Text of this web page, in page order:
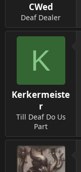
CWed
Deaf Dealer
K
Kerkermeiste
r
Till Deaf Do Us
Part